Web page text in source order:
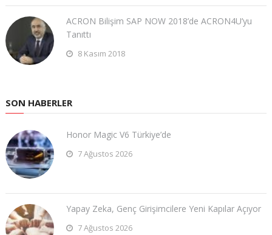
ACRON Bilişim SAP NOW 2018’de ACRON4U’yu
Tanıttı
8 Kasım 2018
SON HABERLER
Honor Magic V6 Türkiye’de
7 Ağustos 2026
Yapay Zeka, Genç Girişimcilere Yeni Kapılar Açıyor
7 Ağustos 2026